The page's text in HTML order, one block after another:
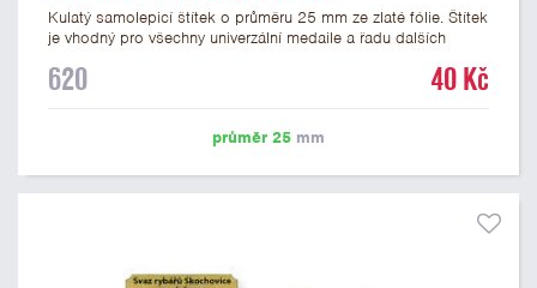
Kulatý samolepicí štítek o průměru 25 mm ze zlaté fólie. Štítek
je vhodný pro všechny univerzální medaile a řadu dalších
štítek je možné laserem vypálit logo nebo text dle vašeho
620 40 Kč
průměr 25 mm